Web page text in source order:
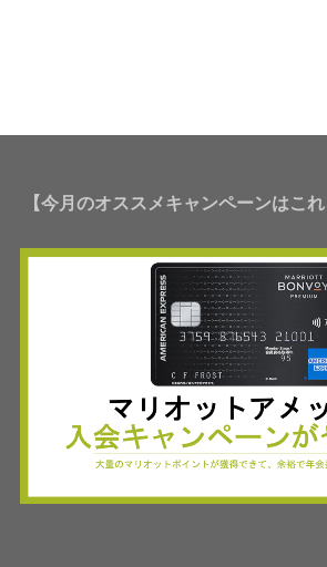
【今月のオススメキャンペーンはこれ